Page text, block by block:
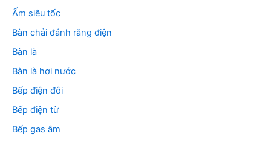
Ấm siêu tốc
Bàn chải đánh răng điện
Bàn là
Bàn là hơi nước
Bếp điện đôi
Bếp điện từ
Bếp gas âm